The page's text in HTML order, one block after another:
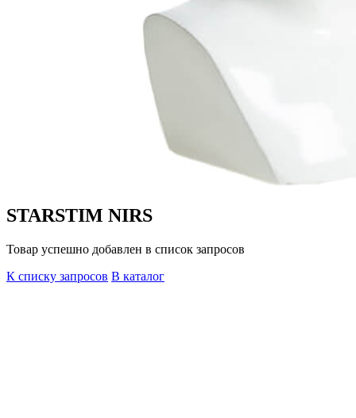
STARSTIM NIRS
Товар успешно добавлен в список запросов
К списку запросов В каталог